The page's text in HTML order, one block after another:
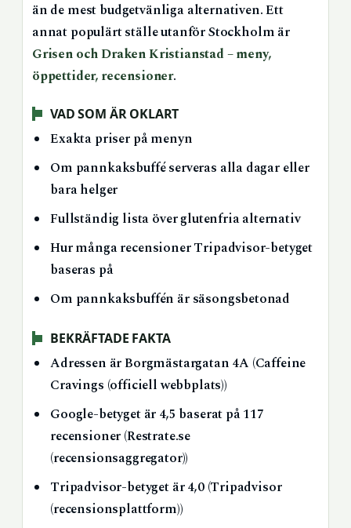
än de mest budgetvänliga alternativen. Ett
annat populärt ställe utanför Stockholm är
Grisen och Draken Kristianstad – meny,
öppettider, recensioner.
VAD SOM ÄR OKLART
Exakta priser på menyn
Om pannkaksbuffé serveras alla dagar eller
bara helger
Fullständig lista över glutenfria alternativ
Hur många recensioner Tripadvisor-betyget
baseras på
Om pannkaksbuffén är säsongsbetonad
BEKRÄFTADE FAKTA
Adressen är Borgmästargatan 4A (Caffeine
Cravings (officiell webbplats))
Google-betyget är 4,5 baserat på 117
recensioner (Restrate.se
(recensionsaggregator))
Tripadvisor-betyget är 4,0 (Tripadvisor
(recensionsplattform))